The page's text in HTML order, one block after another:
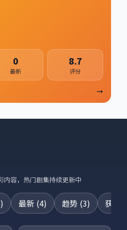
0
最新
8.7
评分
→
内容，热门剧集持续更新中
) 最新 (4) 趋势 (3) 获奖